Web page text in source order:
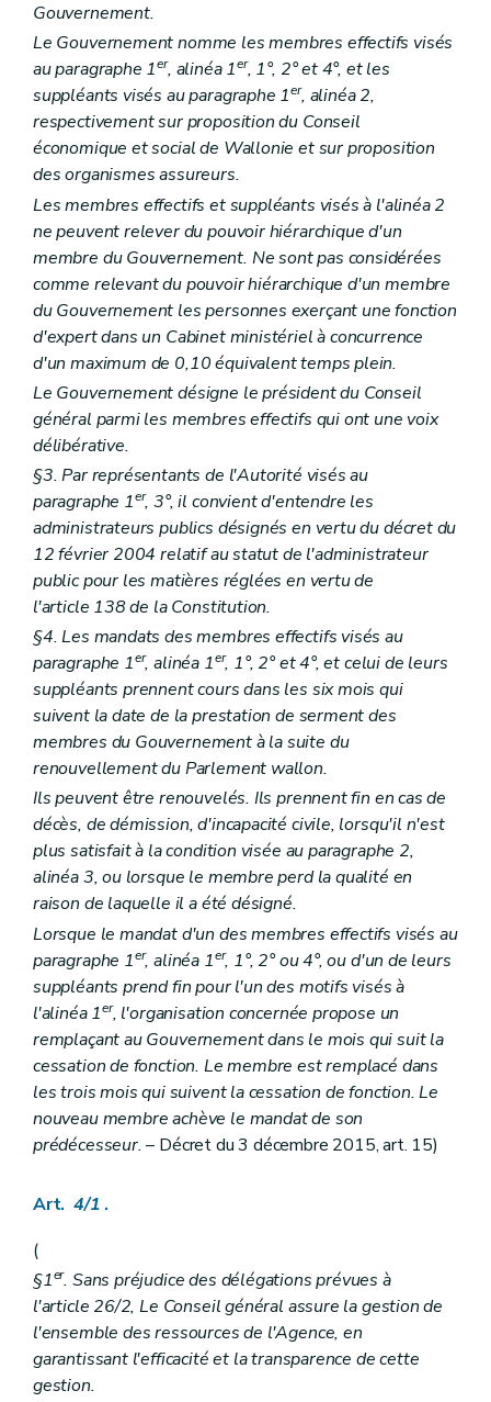
Art. 149/8
Art. 149/9
Art. 149/10
Section 3 Subventionnement
Art. 149/11
Art. 149/12
Livre II Intégration des personnes étrangères et d'origine étrangère
Titre I
er
Définitions
Art. 150
Titre II L'action régionale
Art. 151
Art. 151/1
Titre III Parcours d'accueil
Chapitre Ier
Organisation
Art. 152
Art. 152/1
Art. 152/2
Art. 152/3
Art. 152/4
Art. « 152/5
Chapitre II
Art. 152/7
Chapitre III Sanctions
Art. 152/8
Chapitre IV Le comité de coordination
Art. 152/9
Chapitre V Subventionnement
Art. 152/10
Titre IV Centres régionaux pour l'intégration des personnes étrangères et d'origine étrangère
Chapitre Ier
Missions
Art. 153
Chapitre II Agrément
Art. 153/1
Art. 153/2
Art. 153/3
Art. 153/4
Art. 153/5
Art. 153/6
Chapitre III Subventionnement
Art. 153/7
Art. 153/8
Titre V Initiatives locales d'intégration des personnes étrangères et d'origine étrangère
Chapitre Ier
Missions
Art. 154
Chapitre II Agrément
Art. 154/1
Art. 154/2
Art. 154/3
Chapitre III
Subventionnement
Art. 154/4
Titre VI Interprétariat en milieu social
Chapitre Ier
Missions
Art. 155
Art. 155/5
Chapitre III Subventionnement
Art. 155/6
Titre VII Contrôle
Art. 156
Dispositions transitoires
Gouvernement.
Le Gouvernement nomme les membres effectifs visés
au paragraphe 1er, alinéa 1er, 1°, 2° et 4°, et les
suppléants visés au paragraphe 1er, alinéa 2,
respectivement sur proposition du Conseil
économique et social de Wallonie et sur proposition
des organismes assureurs.
Les membres effectifs et suppléants visés à l'alinéa 2
ne peuvent relever du pouvoir hiérarchique d'un
membre du Gouvernement. Ne sont pas considérées
comme relevant du pouvoir hiérarchique d'un membre
du Gouvernement les personnes exerçant une fonction
d'expert dans un Cabinet ministériel à concurrence
d'un maximum de 0,10 équivalent temps plein.
Le Gouvernement désigne le président du Conseil
général parmi les membres effectifs qui ont une voix
délibérative.
§3. Par représentants de l'Autorité visés au
paragraphe 1er, 3°, il convient d'entendre les
administrateurs publics désignés en vertu du décret du
12 février 2004 relatif au statut de l'administrateur
public pour les matières réglées en vertu de
l'article 138 de la Constitution.
§4. Les mandats des membres effectifs visés au
paragraphe 1er, alinéa 1er, 1°, 2° et 4°, et celui de leurs
suppléants prennent cours dans les six mois qui
suivent la date de la prestation de serment des
membres du Gouvernement à la suite du
renouvellement du Parlement wallon.
Ils peuvent être renouvelés. Ils prennent fin en cas de
décès, de démission, d'incapacité civile, lorsqu'il n'est
plus satisfait à la condition visée au paragraphe 2,
alinéa 3, ou lorsque le membre perd la qualité en
raison de laquelle il a été désigné.
Lorsque le mandat d'un des membres effectifs visés au
paragraphe 1er, alinéa 1er, 1°, 2° ou 4°, ou d'un de leurs
suppléants prend fin pour l'un des motifs visés à
l'alinéa 1er, l'organisation concernée propose un
remplaçant au Gouvernement dans le mois qui suit la
cessation de fonction. Le membre est remplacé dans
les trois mois qui suivent la cessation de fonction. Le
nouveau membre achève le mandat de son
prédécesseur.– Décret du 3 décembre 2015, art. 15)
Art. 4/1 .
(
§1er. Sans préjudice des délégations prévues à
l'article 26/2, Le Conseil général assure la gestion de
l'ensemble des ressources de l'Agence, en
garantissant l'efficacité et la transparence de cette
gestion.